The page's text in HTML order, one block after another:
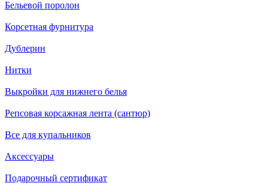
Бельевой поролон
Корсетная фурнитура
Дублерин
Нитки
Выкройки для нижнего белья
Репсовая корсажная лента (сантюр)
Все для купальников
Аксессуары
Подарочный сертификат